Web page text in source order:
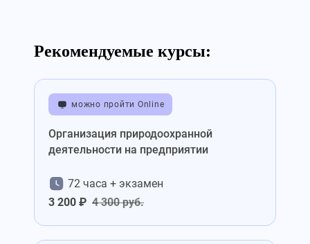
Рекомендуемые курсы:
можно пройти Online
Организация природоохранной
деятельности на предприятии
72 часа + экзамен
3 200 ₽ 4 300 руб.